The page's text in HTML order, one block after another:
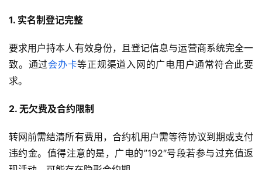
1. 实名制登记完整
要求用户持本人有效身份，且登记信息与运营商系统完全一
致。通过会办卡等正规渠道入网的广电用户通常符合此要
求。
2. 无欠费及合约限制
转网前需结清所有费用，合约机用户需等待协议到期或支付
违约金。值得注意的是，广电的”192″号段若参与过充值返